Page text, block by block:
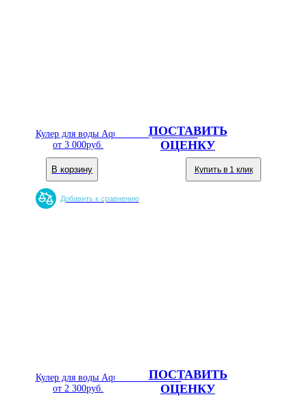
ПОСТАВИТЬ
ОЦЕНКУ
Кулер для воды Aqua Well 3,5 JXTК СЧ
от3 000руб.
В корзину Купить в 1 клик
Добавить к сравнению
ПОСТАВИТЬ
ОЦЕНКУ
Кулер для воды Aqua Well 08TR CР
от2 300руб.